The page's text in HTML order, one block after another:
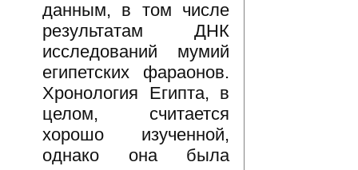
данным, в том числе
результатам ДНК
исследований мумий
египетских фараонов.
Хронология Египта, в
целом, считается
хорошо изученной,
однако она была